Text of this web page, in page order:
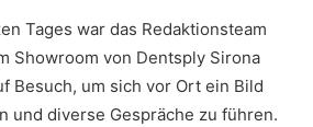
Tages war das Redaktionsteam
Showroom von Dentsply Sirona
Besuch, um sich vor Ort ein Bild
und diverse Gespräche zu führen.